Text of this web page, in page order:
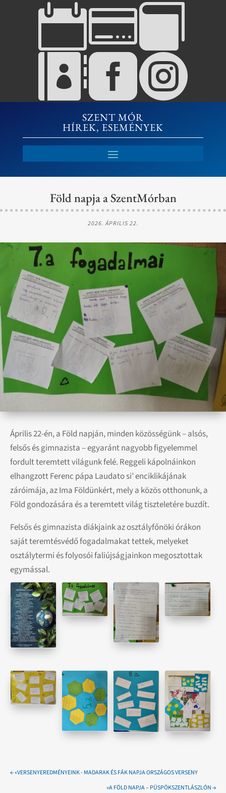


SZENT MÓR
HÍREK, ESEMÉNYEK
Föld napja a SzentMórban
2026. ÁPRILIS 22.
Április 22-én, a Föld napján, minden közösségünk – alsós,
felsős és gimnazista – egyaránt nagyobb figyelemmel
fordult teremtett világunk felé. Reggeli kápolnáinkon
elhangzott Ferenc pápa Laudato si’ enciklikájának
záróimája, az Ima Földünkért, mely a közös otthonunk, a
Föld gondozására és a teremtett világ tiszteletére buzdít.
Felsős és gimnazista diákjaink az osztályfőnöki órákon
saját teremtésvédő fogadalmakat tettek, melyeket
osztálytermi és folyosói faliújságjainkon megosztottak
egymással.
←«VERSENYEREDMÉNYEINK - MADARAK ÉS FÁK NAPJA ORSZÁGOS VERSENY
»A FÖLD NAPJA – PÜSPÖKSZENTLÁSZLÓN→